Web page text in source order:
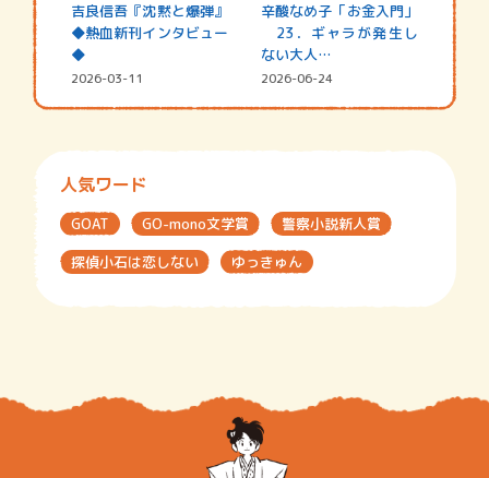
吉良信吾『沈黙と爆弾』
◆熱血新刊インタビュー
◆
2026-03-11
辛酸なめ子「お金入門」
23．ギャラが発生し
ない大人…
2026-06-24
人気ワード
GOAT GO-mono文学賞
警察小説新人賞
探偵小石は恋しない
ゆっきゅん